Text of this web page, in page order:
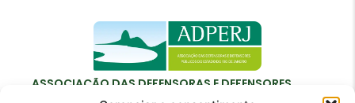
ASSOCIAÇÃO DAS DEFENSORAS E DEFENSORES